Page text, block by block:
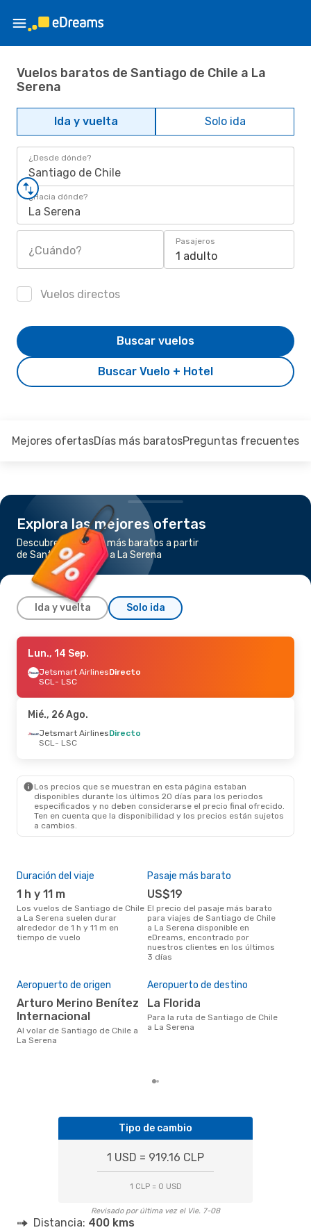
Vuelos baratos de Santiago de Chile a La
Serena
Ida y vuelta Solo ida
¿Desde dónde?
Santiago de Chile
¿Hacia dónde?
La Serena
¿Cuándo?
Pasajeros
1 adulto
Vuelos directos
Buscar Vuelo + Hotel
Buscar vuelos
Mejores ofertasDías más baratosPreguntas frecuentes
Explora las mejores ofertas
Descubre los vuelos más baratos a partir
de Santiago de Chile a La Serena
Ida y vuelta Solo ida
Mar., 8 Sep.- Jue., 10 Sep.
Jetsmart AirlinesDirecto
SCL- LSC
LSC- SCL
Sáb., 24 Oct.- Mar., 27 Oct.
- SCL
Lun., 14 Sep.
Jetsmart AirlinesDirecto
SCL- LSC
Mié., 26 Ago.
Jetsmart AirlinesDirecto
SCL- LSC
Los precios que se muestran en esta página estaban
disponibles durante los últimos 20 días para los periodos
especificados y no deben considerarse el precio final ofrecido.
Ten en cuenta que la disponibilidad y los precios están sujetos
a cambios.
Duración del viaje
1 h y 11 m
Los vuelos de Santiago de Chile
a La Serena suelen durar
alrededor de 1 h y 11 m en
tiempo de vuelo
Pasaje más barato
US$19
El precio del pasaje más barato
para viajes de Santiago de Chile
a La Serena disponible en
eDreams, encontrado por
nuestros clientes en los últimos
3 días
Aeropuerto de origen
Arturo Merino Benítez
Internacional
Al volar de Santiago de Chile a
La Serena
Aeropuerto de destino
La Florida
Para la ruta de Santiago de Chile
a La Serena
Tipo de cambio
1 USD = 919.16 CLP
1 CLP = 0 USD
Revisado por última vez el Vie. 7-08
Distancia: 400 kms